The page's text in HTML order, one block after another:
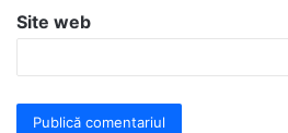
Site web